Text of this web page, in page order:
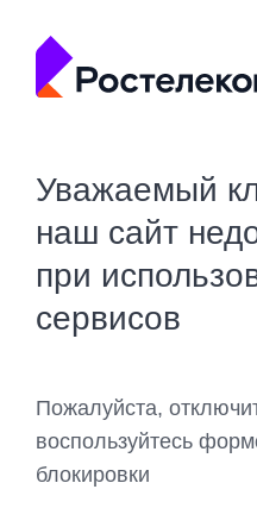
Уважаемый
наш сайт
при
сервисов
Пожалуйста,
воспользуйтесь
блокировки